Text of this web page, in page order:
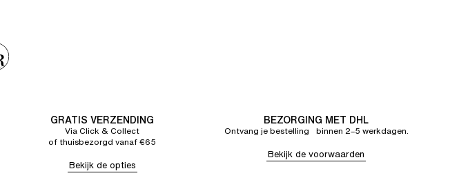
GRATIS VERZENDING
Via Click & Collect
of thuisbezorgd vanaf €65
Bekijk de opties
BEZORGING MET DHL
Ontvang je bestelling binnen 2–5 werkdagen.
Bekijk de voorwaarden